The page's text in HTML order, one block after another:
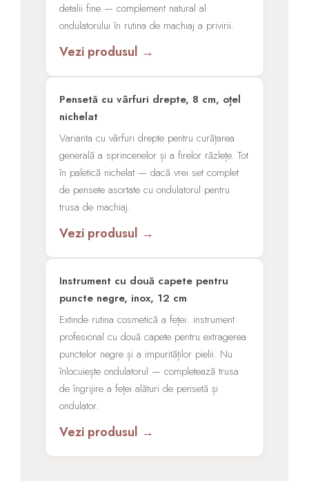
detalii fine — complement natural al
ondulatorului în rutina de machiaj a privirii.
Vezi produsul →
Pensetă cu vârfuri drepte, 8 cm, oțel
nichelat
Varianta cu vârfuri drepte pentru curățarea
generală a sprincenelor și a firelor răzlețe. Tot
în paletică nichelat — dacă vrei set complet
de pensete asortate cu ondulatorul pentru
trusa de machiaj.
Vezi produsul →
Instrument cu două capete pentru
puncte negre, inox, 12 cm
Extinde rutina cosmetică a feței: instrument
profesional cu două capete pentru extragerea
punctelor negre și a impurităților pielii. Nu
înlocuiește ondulatorul — completează trusa
de îngrijire a feței alături de pensetă și
ondulator.
Vezi produsul →